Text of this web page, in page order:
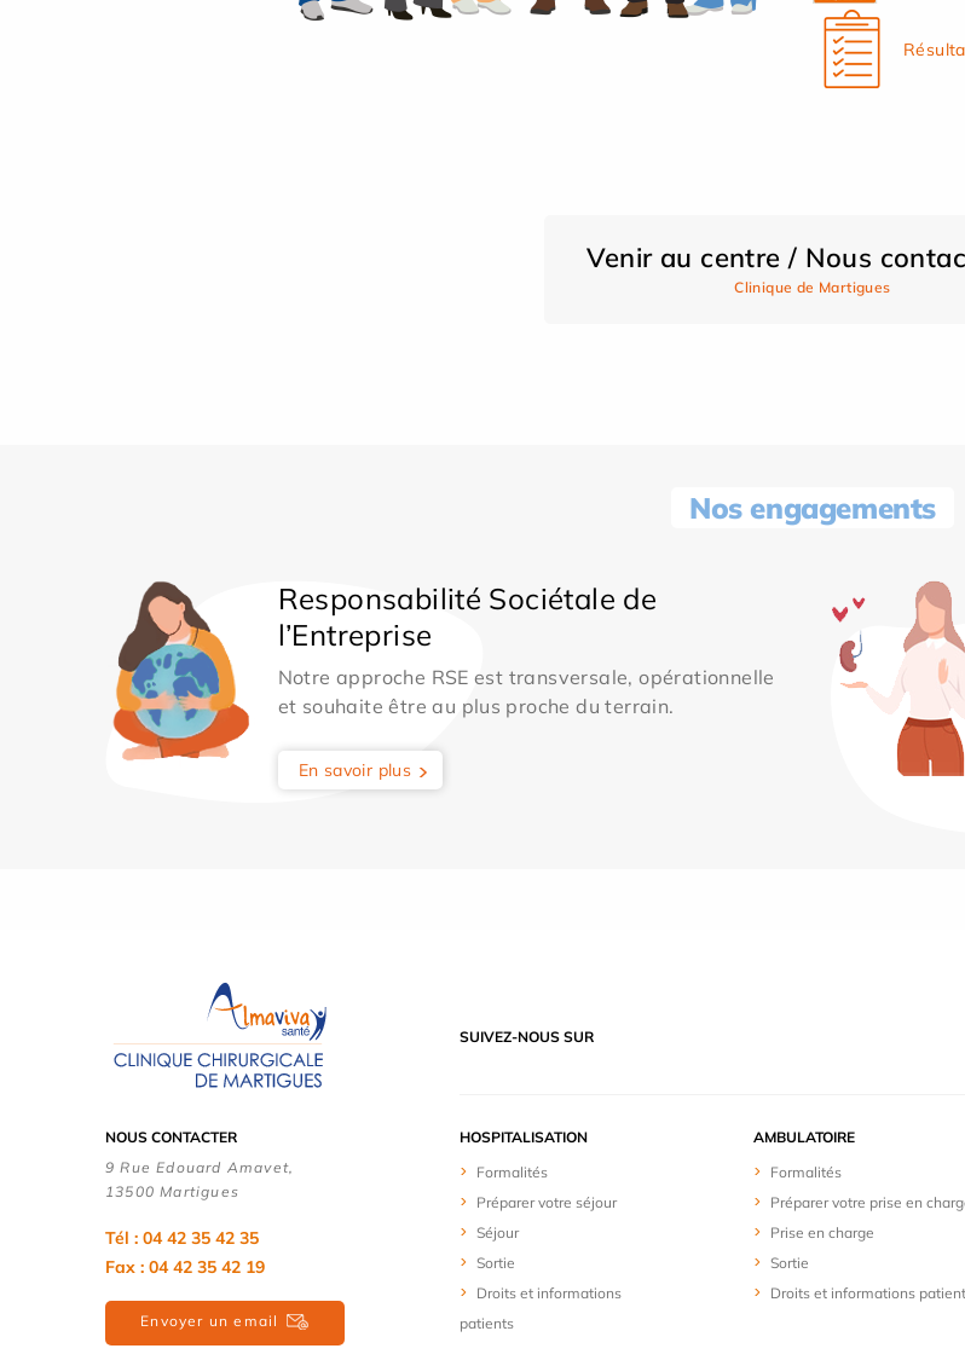
Venir au centre / Nous
Clinique de Martigues
Nos engagements
Responsabilité Sociétale de
l’Entreprise
Notre approche RSE est transversale, opérationnelle
et souhaite être au plus proche du terrain.
En savoir plus
SUIVEZ-NOUS SUR
NOUS CONTACTER
9 Rue Edouard Amavet,
13500 Martigues
Tél : 04 42 35 42 35
Fax : 04 42 35 42 19
Envoyer un email
HOSPITALISATION
Formalités
Préparer votre séjour
Séjour
Sortie
Droits et informations
patients
AMBULATOIRE
Formalités
Préparer votre prise en
Prise en charge
Sortie
Droits et informations